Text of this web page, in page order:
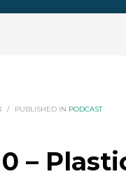
/ PUBLISHED IN PODCAST
–